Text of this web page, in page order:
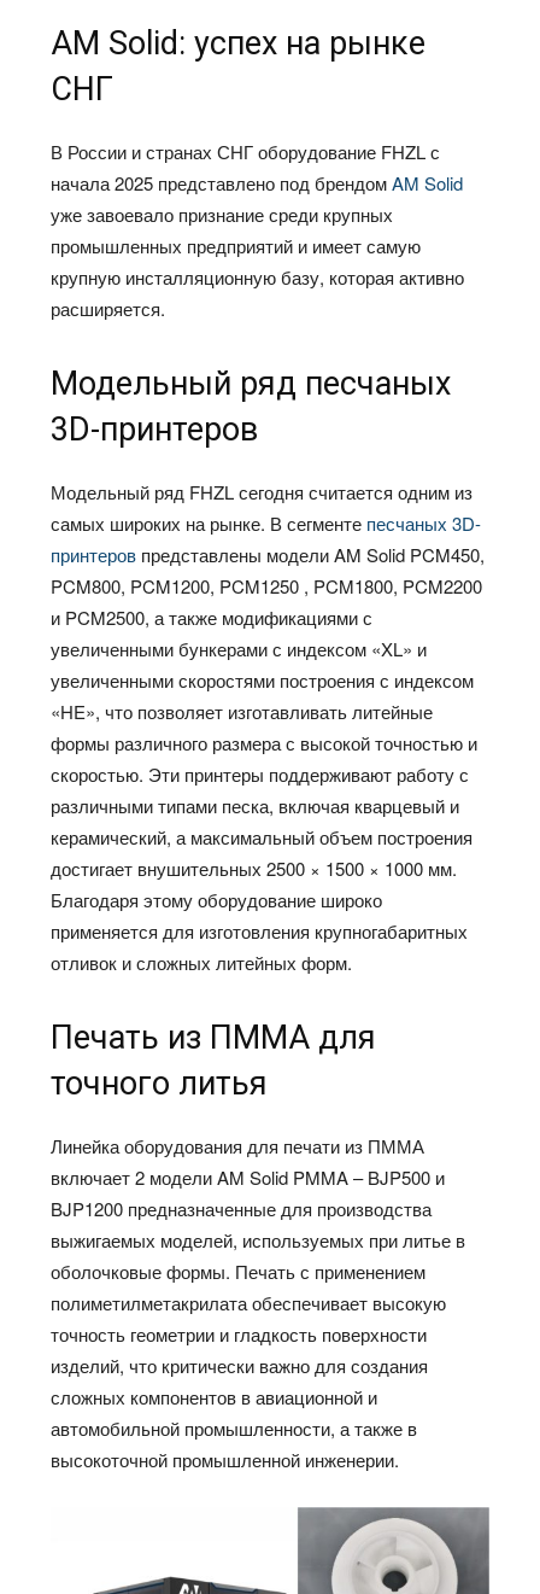
AM Solid: успех на рынке
СНГ
В России и странах СНГ оборудование FHZL с
начала 2025 представлено под брендомAM Solid
уже завоевало признание среди крупных
промышленных предприятий и имеет самую
крупную инсталляционную базу, которая активно
расширяется.
Модельный ряд песчаных
3D-принтеров
Модельный ряд FHZL сегодня считается одним из
самых широких на рынке. В сегменте песчаных 3D-
принтеров представлены модели AM Solid PCM450,
PCM800, PCM1200, PCM1250 , PCM1800, PCM2200
и PCM2500, а также модификациями с
увеличенными бункерами с индексом «XL» и
увеличенными скоростями построения с индексом
«HE», что позволяет изготавливать литейные
формы различного размера с высокой точностью и
скоростью. Эти принтеры поддерживают работу с
различными типами песка, включая кварцевый и
керамический, а максимальный объем построения
достигает внушительных 2500 × 1500 × 1000 мм.
Благодаря этому оборудование широко
применяется для изготовления крупногабаритных
отливок и сложных литейных форм.
Печать из ПММА для
точного литья
Линейка оборудования для печати из ПММА
включает 2 модели AM Solid PMMA – BJP500 и
BJP1200 предназначенные для производства
выжигаемых моделей, используемых при литье в
оболочковые формы. Печать с применением
полиметилметакрилата обеспечивает высокую
точность геометрии и гладкость поверхности
изделий, что критически важно для создания
сложных компонентов в авиационной и
автомобильной промышленности, а также в
высокоточной промышленной инженерии.